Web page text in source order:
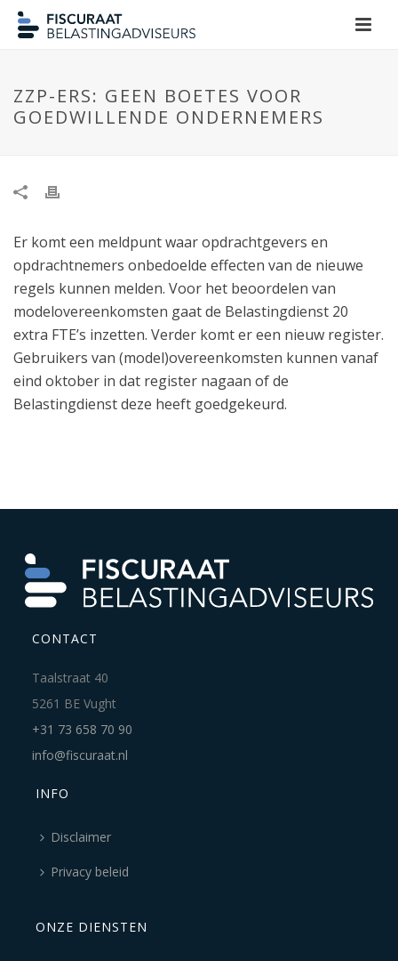
ZZP-ERS: GEEN BOETES VOOR
GOEDWILLENDE ONDERNEMERS
Er komt een meldpunt waar opdrachtgevers en
opdrachtnemers onbedoelde effecten van de nieuwe
regels kunnen melden. Voor het beoordelen van
modelovereenkomsten gaat de Belastingdienst 20
extra FTE’s inzetten. Verder komt er een nieuw register.
Gebruikers van (model)overeenkomsten kunnen vanaf
eind oktober in dat register nagaan of de
Belastingdienst deze heeft goedgekeurd.
CONTACT
Taalstraat 40
5261 BE Vught
+31 73 658 70 90
info@fiscuraat.nl
INFO
Disclaimer
Privacy beleid
ONZE DIENSTEN